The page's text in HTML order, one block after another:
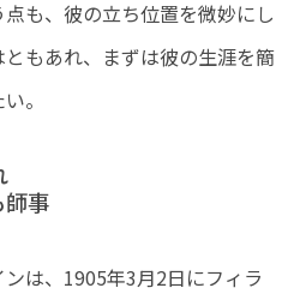
も、彼の立ち位置を微妙にし
もあれ、まずは彼の生涯を簡
。
師事
は、1905年3月2日にフィラ